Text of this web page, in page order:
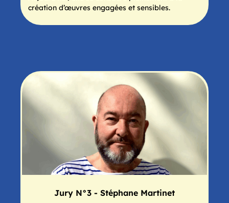
création d’œuvres engagées et sensibles.
Jury N°3 - Stéphane Martinet